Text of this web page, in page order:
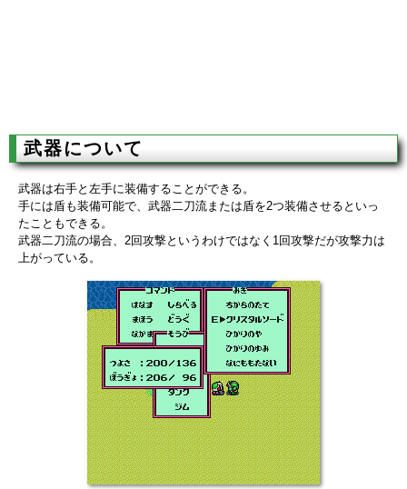
武器について
武器は右手と左手に装備することができる。
手には盾も装備可能で、武器二刀流または盾を2つ装備させるといっ
たこともできる。
武器二刀流の場合、2回攻撃というわけではなく1回攻撃だが攻撃力は
上がっている。